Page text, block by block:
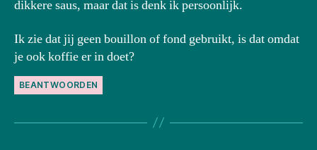
dikkere saus, maar dat is denk ik persoonlijk.
Ik zie dat jij geen bouillon of fond gebruikt, is dat omdat
je ook koffie er in doet?
BEANTWOORDEN